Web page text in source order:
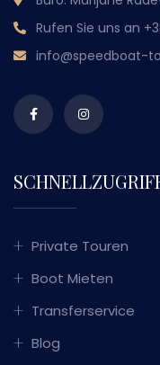
Rufen Sie uns an
info@speedboat-
Private Touren
Boot Mieten
Transferservice
Blog